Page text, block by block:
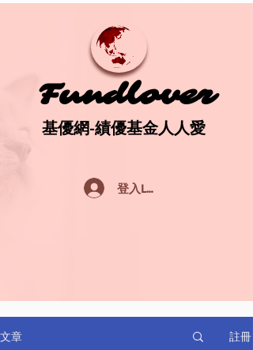
Fundlover
Fundlover
基優網-績優基金人人愛
基優網-績優基金人人愛
登入Log In
文章 註冊